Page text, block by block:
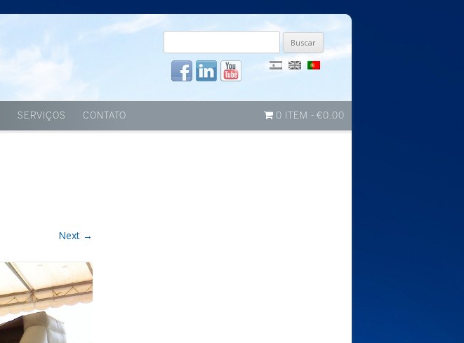
Buscar
Skip to content
SERVIÇOS CONTATO 0 ITEM €0.00
Next →